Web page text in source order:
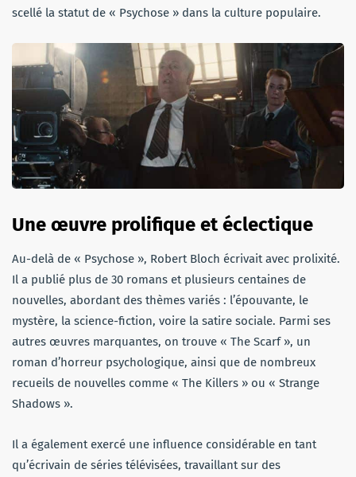
scellé la statut de « Psychose » dans la culture populaire.
Une œuvre prolifique et éclectique
Au-delà de « Psychose », Robert Bloch écrivait avec prolixité.
Il a publié plus de 30 romans et plusieurs centaines de
nouvelles, abordant des thèmes variés : l’épouvante, le
mystère, la science-fiction, voire la satire sociale. Parmi ses
autres œuvres marquantes, on trouve « The Scarf », un
roman d’horreur psychologique, ainsi que de nombreux
recueils de nouvelles comme « The Killers » ou « Strange
Shadows ».
Il a également exercé une influence considérable en tant
qu’écrivain de séries télévisées, travaillant sur des